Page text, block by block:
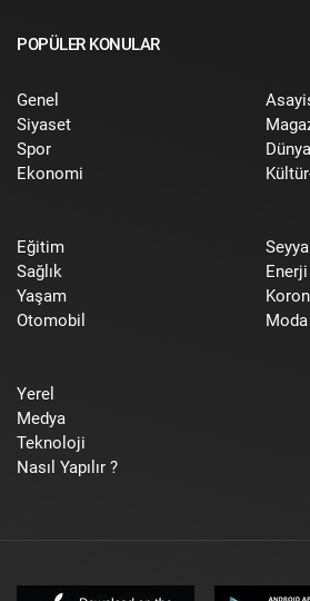
POPÜLER KONULAR
Genel
Siyaset
Spor
Ekonomi
Dünya
Eğitim
Sağlık
Yaşam
Otomobil
Enerji
Moda
Yerel
Medya
Teknoloji
Nasıl Yapılır ?